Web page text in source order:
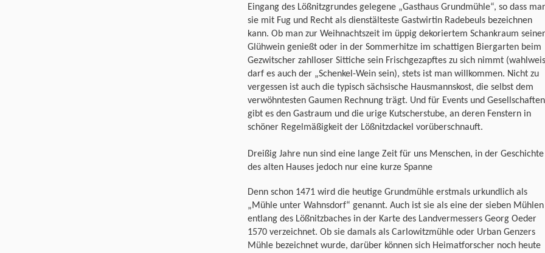
Eingang des Lößnitzgrundes gelegene „Gasthaus Grundmühle“, so dass
sie mit Fug und Recht als dienstälteste Gastwirtin Radebeuls bezeichnen
kann. Ob man zur Weihnachtszeit im üppig dekoriertem Schankraum
Glühwein genießt oder in der Sommerhitze im schattigen Biergarten beim
Gezwitscher zahlloser Sittiche sein Frischgezapftes zu sich nimmt
darf es auch der „Schenkel-Wein sein), stets ist man willkommen. Nicht zu
vergessen ist auch die typisch sächsische Hausmannskost, die selbst dem
verwöhntesten Gaumen Rechnung trägt. Und für Events und Gesellschaften
gibt es den Gastraum und die urige Kutscherstube, an deren Fenstern in
schöner Regelmäßigkeit der Lößnitzdackel vorüberschnauft.
Dreißig Jahre nun sind eine lange Zeit für uns Menschen, in der Geschichte
des alten Hauses jedoch nur eine kurze Spanne
Denn schon 1471 wird die heutige Grundmühle erstmals urkundlich als
„Mühle unter Wahnsdorf“ genannt. Auch ist sie als eine der sieben Mühlen
entlang des Lößnitzbaches in der Karte des Landvermessers Georg Oeder
1570 verzeichnet. Ob sie damals als Carlowitzmühle oder Urban Genzers
Mühle bezeichnet wurde, darüber können sich Heimatforscher noch heute